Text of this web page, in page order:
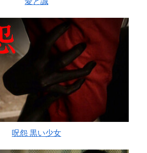
呪怨 黒い少女